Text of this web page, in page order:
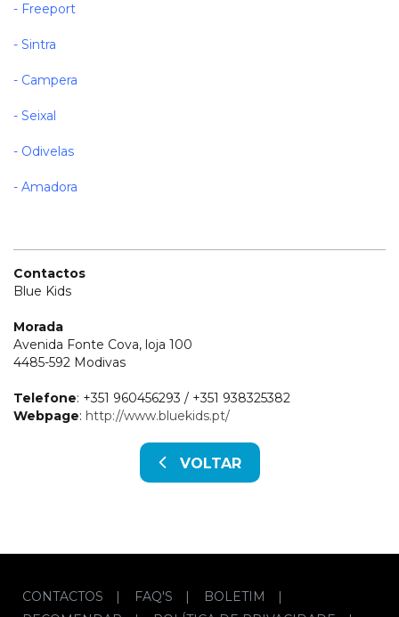
- Freeport
- Sintra
- Campera
- Seixal
- Odivelas
- Amadora
Contactos
Blue Kids
Morada
Avenida Fonte Cova, loja 100
4485-592 Modivas
Telefone: +351 960456293 / +351 938325382
Webpage: http://www.bluekids.pt/
VOLTAR
CONTACTOS FAQ'S BOLETIM